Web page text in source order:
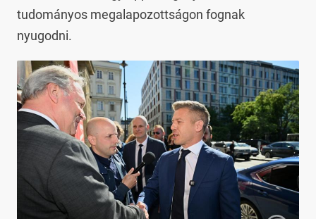
tudományos megalapozottságon fognak
nyugodni.